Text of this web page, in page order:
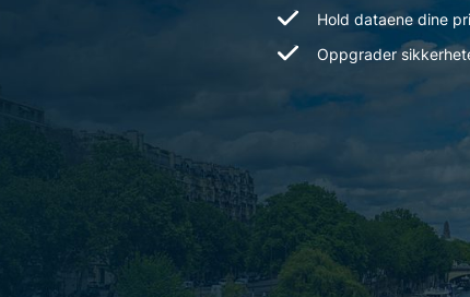
Hold dataene dine
Oppgrader